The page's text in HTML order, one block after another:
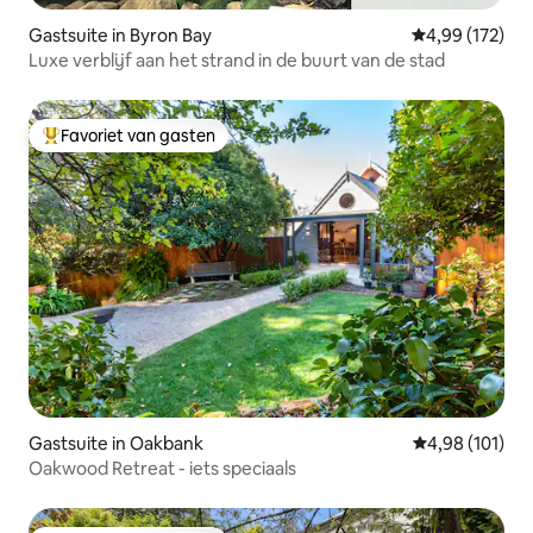
Gastsuite in Byron Bay Gemiddelde
4,99 (172)
Luxe verblijf aan het strand in de buurt van de stad
Topfavoriet van gasten
Favoriet van gasten
Gastsuite in Oakbank Gemiddelde
4,98 (101)
Oakwood Retreat - iets speciaals